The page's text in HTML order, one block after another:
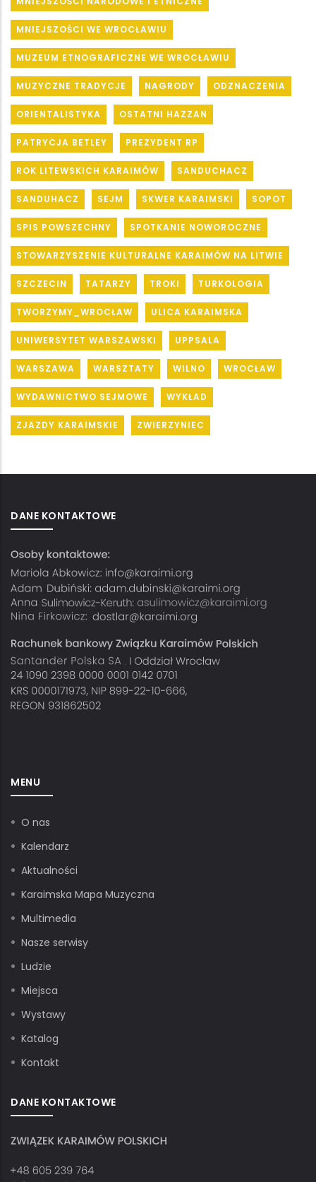
MNIEJSZOŚCI WE WROCŁAWIU
MUZEUM ETNOGRAFICZNE WE WROCŁAWIU
MUZYCZNE TRADYCJE NAGRODY ODZNACZENIA
ORIENTALISTYKA OSTATNI HAZZAN
PATRYCJA BETLEY PREZYDENT RP
ROK LITEWSKICH KARAIMÓW SANDUCHACZ
SANDUHACZ SEJM SKWER KARAIMSKI SOPOT
SPIS POWSZECHNY SPOTKANIE NOWOROCZNE
STOWARZYSZENIE KULTURALNE KARAIMÓW NA LITWIE
SZCZECIN TATARZY TROKI TURKOLOGIA
TWORZYMY_WROCŁAW ULICA KARAIMSKA
UNIWERSYTET WARSZAWSKI UPPSALA
WARSZAWA WARSZTATY WILNO WROCŁAW
WYDAWNICTWO SEJMOWE WYKŁAD
ZJAZDY KARAIMSKIE ZWIERZYNIEC
DANE KONTAKTOWE
MENU
O nas
Kalendarz
Aktualności
Karaimska Mapa Muzyczna
Multimedia
Nasze serwisy
Ludzie
Miejsca
Wystawy
Katalog
Kontakt
DANE KONTAKTOWE